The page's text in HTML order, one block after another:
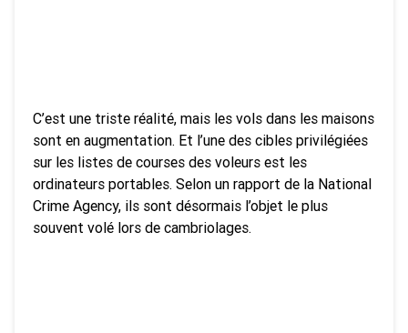
C’est une triste réalité, mais les vols dans les maisons
sont en augmentation. Et l’une des cibles privilégiées
sur les listes de courses des voleurs est les
ordinateurs portables. Selon un rapport de la National
Crime Agency, ils sont désormais l’objet le plus
souvent volé lors de cambriolages.